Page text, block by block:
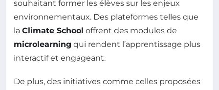
souhaitant former les élèves sur les enjeux
environnementaux. Des plateformes telles que
la Climate School offrent des modules de
microlearning qui rendent l’apprentissage plus
interactif et engageant.
De plus, des initiatives comme celles proposées